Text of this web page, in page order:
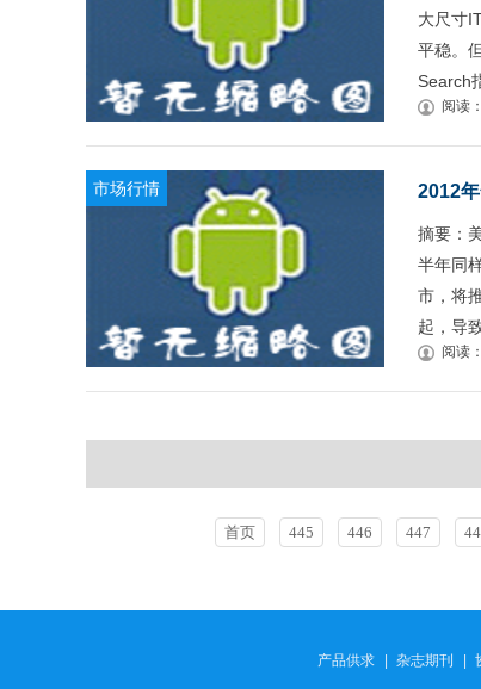
大尺寸
平稳。
Search
阅读
市场行情 2012
摘要：
半年同
市，将
起，导
阅读
首页 445 446 447
产品供求 杂志期刊